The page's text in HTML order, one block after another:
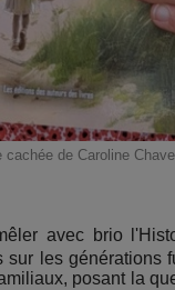
cachée de Caroline
avec brio
sur les
posant la